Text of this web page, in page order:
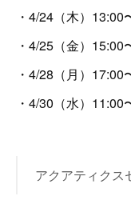
・4/24（木）
・4/25（金）15:00
・4/28（月）17:00
・4/30（水）11:00
アクアティクス